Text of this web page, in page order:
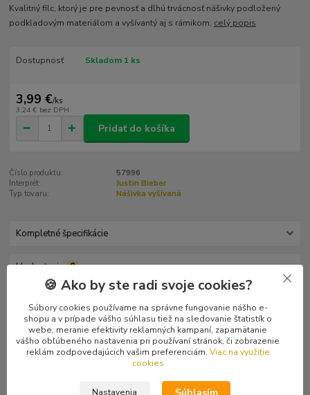
Kvalitný filc, ktorý je pre pevnosť a dlhú trvácnosť nášivky podložený
podkladovým materiálom a vyšívantý aj s rámikom. celý popis
Dostupnosť Skladom 1 ks
3,99 €/ks
3,24 € bez DPH
Pridať do košíka
Číslo produktu:
57996
Interprét:
Justin Bieber
Typ tovaru:
Nášivka vyšívaná
Kompletné špecifikácie
Hodnotenie 0
Kompletné špecifikácie
Vyšívaná nášivka Fuck Justin Bieber. Biele logo na čiernom
podklade. Kvalitný filc, ktorý je pre pevnosť a dlhú trvácnosť
🍪 Ako by ste radi svoje cookies?
Súbory cookies používame na správne fungovanie nášho e-
shopu a v prípade vášho súhlasu tiež na sledovanie štatistík o
webe, meranie efektivity reklamných kampaní, zapamätanie
vášho obľúbeného nastavenia pri používaní stránok, či zobrazenie
reklám zodpovedajúcich vašim preferenciám. Viac na využitie
cookies
Nastavenia